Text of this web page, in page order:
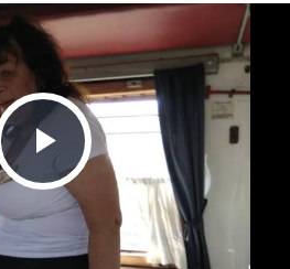
Play Video